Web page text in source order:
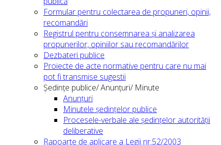
Formular pentru colectarea de propuneri, opinii,
recomandări
Registrul pentru consemnarea și analizarea
propunerilor, opiniilor sau recomandărilor
Dezbateri publice
Proiecte de acte normative pentru care nu mai
pot fi transmise sugestii
Ședințe publice/ Anunțuri/ Minute
Anunțuri
Minutele ședințelor publice
Procesele-verbale ale ședințelor autorității
deliberative
Rapoarte de aplicare a Legii nr.52/2003